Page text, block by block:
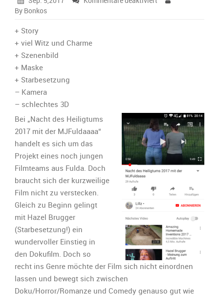
By Bonkos
+ Story
+ viel Witz und Charme
+ Szenenbild
+ Maske
+ Starbesetzung
– Kamera
– schlechtes 3D
Bei „Nacht des Heiligtums
2017 mit der MJFuldaaaa“
handelt es sich um das
Projekt eines noch jungen
Filmteams aus Fulda. Doch
braucht sich der kurzweilige
Film nicht zu verstecken.
Gleich zu Beginn gelingt
mit Hazel Brugger
(Starbesetzung!) ein
wundervoller Einstieg in
den Dokufilm. Doch so
recht ins Genre möchte der Film sich nicht einordnen
lassen und bewegt sich zwischen
Doku/Horror/Romanze und Comedy genauso gut wie